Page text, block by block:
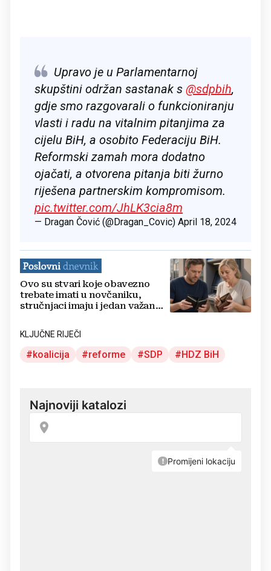
Upravo je u Parlamentarnoj
skupštini održan sastanak s @sdpbih,
gdje smo razgovarali o funkcioniranju
vlasti i radu na vitalnim pitanjima za
cijelu BiH, a osobito Federaciju BiH.
Reformski zamah mora dodatno
ojačati, a otvorena pitanja biti žurno
riješena partnerskim kompromisom.
pic.twitter.com/JhLK3cia8m
— Dragan Čović (@Dragan_Covic) April 18, 2024
Ovo su stvari koje obavezno
trebate imati u novčaniku,
stručnjaci imaju i jedan važan
KLJUČNE RIJEČI
koalicija reforme SDP HDZ BiH